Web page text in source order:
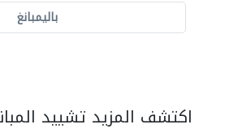
باليمبانغ
اكتشف المزيد تشييد